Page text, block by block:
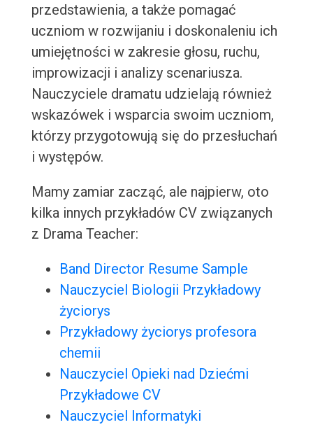
przedstawienia, a także pomagać
uczniom w rozwijaniu i doskonaleniu ich
umiejętności w zakresie głosu, ruchu,
improwizacji i analizy scenariusza.
Nauczyciele dramatu udzielają również
wskazówek i wsparcia swoim uczniom,
którzy przygotowują się do przesłuchań
i występów.
Mamy zamiar zacząć, ale najpierw, oto
kilka innych przykładów CV związanych
z Drama Teacher:
Band Director Resume Sample
Nauczyciel Biologii Przykładowy
życiorys
Przykładowy życiorys profesora
chemii
Nauczyciel Opieki nad Dziećmi
Przykładowe CV
Nauczyciel Informatyki